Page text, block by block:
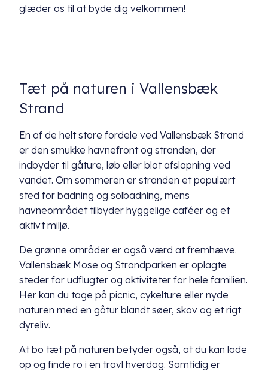
glæder os til at byde dig velkommen!
Tæt på naturen i Vallensbæk
Strand
En af de helt store fordele ved Vallensbæk Strand
er den smukke havnefront og stranden, der
indbyder til gåture, løb eller blot afslapning ved
vandet. Om sommeren er stranden et populært
sted for badning og solbadning, mens
havneområdet tilbyder hyggelige caféer og et
aktivt miljø.
De grønne områder er også værd at fremhæve.
Vallensbæk Mose og Strandparken er oplagte
steder for udflugter og aktiviteter for hele familien.
Her kan du tage på picnic, cykelture eller nyde
naturen med en gåtur blandt søer, skov og et rigt
dyreliv.
At bo tæt på naturen betyder også, at du kan lade
op og finde ro i en travl hverdag. Samtidig er